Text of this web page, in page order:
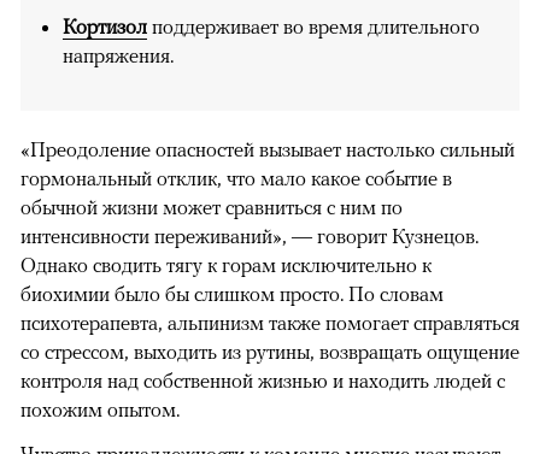
Кортизол поддерживает во время длительного
напряжения.
«Преодоление опасностей вызывает настолько сильный
гормональный отклик, что мало какое событие в
обычной жизни может сравниться с ним по
интенсивности переживаний», — говорит Кузнецов.
Однако сводить тягу к горам исключительно к
биохимии было бы слишком просто. По словам
психотерапевта, альпинизм также помогает справляться
со стрессом, выходить из рутины, возвращать ощущение
контроля над собственной жизнью и находить людей с
похожим опытом.